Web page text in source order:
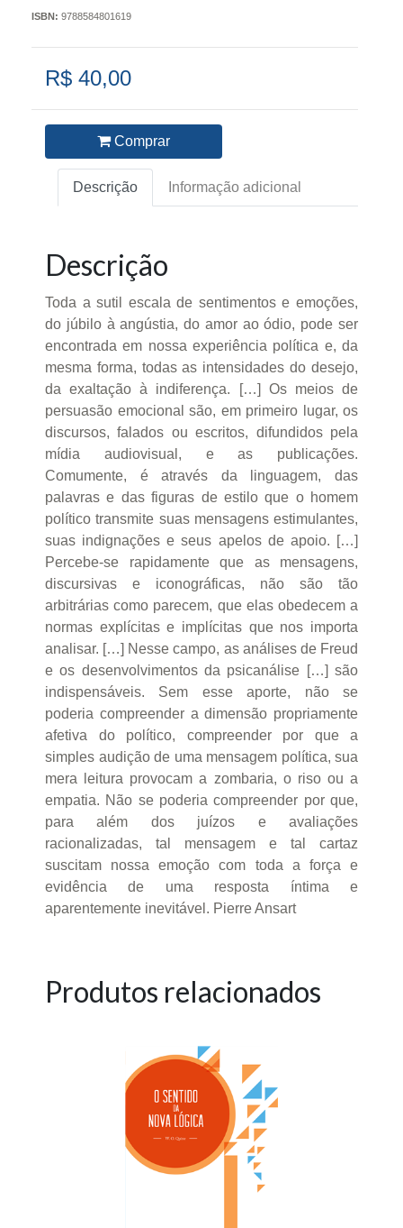
ISBN: 9788584801619
R$ 40,00
Comprar
Descrição Informação adicional
Descrição
Toda a sutil escala de sentimentos e emoções,
do júbilo à angústia, do amor ao ódio, pode ser
encontrada em nossa experiência política e, da
mesma forma, todas as intensidades do desejo,
da exaltação à indiferença. […] Os meios de
persuasão emocional são, em primeiro lugar, os
discursos, falados ou escritos, difundidos pela
mídia audiovisual, e as publicações.
Comumente, é através da linguagem, das
palavras e das figuras de estilo que o homem
político transmite suas mensagens estimulantes,
suas indignações e seus apelos de apoio. […]
Percebe-se rapidamente que as mensagens,
discursivas e iconográficas, não são tão
arbitrárias como parecem, que elas obedecem a
normas explícitas e implícitas que nos importa
analisar. […] Nesse campo, as análises de Freud
e os desenvolvimentos da psicanálise […] são
indispensáveis. Sem esse aporte, não se
poderia compreender a dimensão propriamente
afetiva do político, compreender por que a
simples audição de uma mensagem política, sua
mera leitura provocam a zombaria, o riso ou a
empatia. Não se poderia compreender por que,
para além dos juízos e avaliações
racionalizadas, tal mensagem e tal cartaz
suscitam nossa emoção com toda a força e
evidência de uma resposta íntima e
aparentemente inevitável. Pierre Ansart
Produtos relacionados